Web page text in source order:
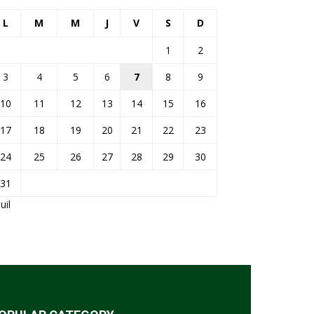
L M M J V S D
1
2
3
4 5 6 7 8
9
10
11 12 13 14 15
16
17
18 19 20 21 22
23
24
25 26 27 28 29
30
31